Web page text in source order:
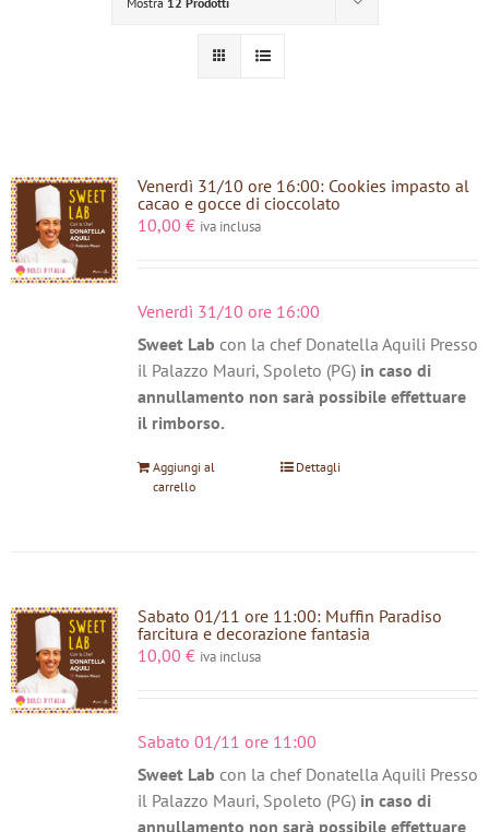
Venerdì 31/10 ore 16:00: Cookies impasto al
cacao e gocce di cioccolato
10,00 € iva inclusa
Venerdì 31/10 ore 16:00
Sweet Lab con la chef Donatella Aquili Presso
il Palazzo Mauri, Spoleto (PG) in caso di
annullamento non sarà possibile effettuare
il rimborso.
Aggiungi al
carrello
Dettagli
Sabato 01/11 ore 11:00: Muffin Paradiso
farcitura e decorazione fantasia
10,00 € iva inclusa
Sabato 01/11 ore 11:00
Sweet Lab con la chef Donatella Aquili Presso
il Palazzo Mauri, Spoleto (PG) in caso di
annullamento non sarà possibile effettuare